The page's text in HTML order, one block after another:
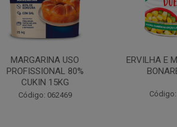
ERVILHA E MILHO DUETO
BONARE 1,7KG
Código: 039756
BATATA